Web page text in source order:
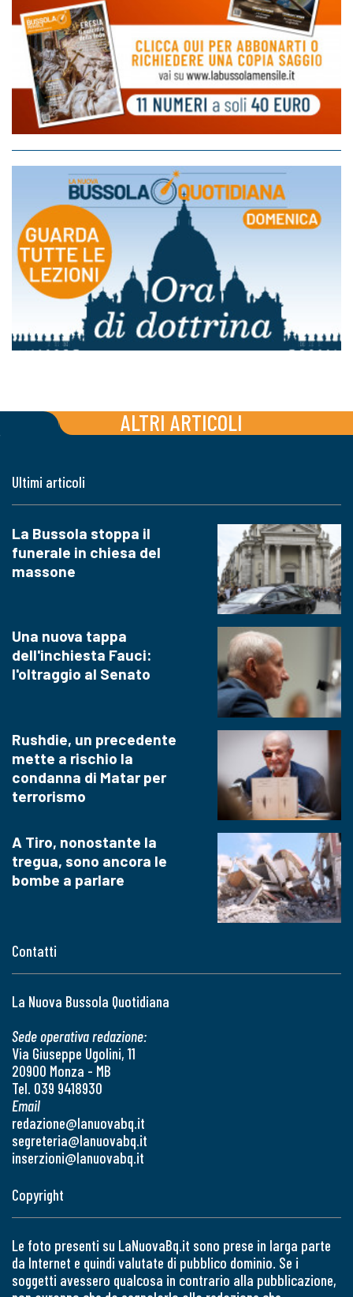
ALTRI ARTICOLI
Contatti
La Nuova Bussola Quotidiana
Sede operativa redazione:
Via Giuseppe Ugolini, 11
20900 Monza - MB
Tel. 039 9418930
Email
redazione@lanuovabq.it
segreteria@lanuovabq.it
inserzioni@lanuovabq.it
Ultimi articoli
La Bussola stoppa il
funerale in chiesa del
massone
Una nuova tappa
dell'inchiesta Fauci:
l'oltraggio al Senato
Rushdie, un precedente
mette a rischio la
condanna di Matar per
terrorismo
A Tiro, nonostante la
tregua, sono ancora le
bombe a parlare
Copyright
Le foto presenti su LaNuovaBq.it sono prese in larga parte
da Internet e quindi valutate di pubblico dominio. Se i
soggetti avessero qualcosa in contrario alla pubblicazione,